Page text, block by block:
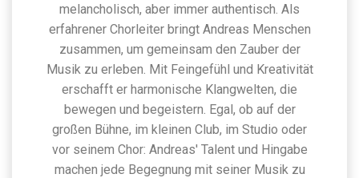
melancholisch, aber immer authentisch. Als
erfahrener Chorleiter bringt Andreas Menschen
zusammen, um gemeinsam den Zauber der
Musik zu erleben. Mit Feingefühl und Kreativität
erschafft er harmonische Klangwelten, die
bewegen und begeistern. Egal, ob auf der
großen Bühne, im kleinen Club, im Studio oder
vor seinem Chor: Andreas' Talent und Hingabe
machen jede Begegnung mit seiner Musik zu